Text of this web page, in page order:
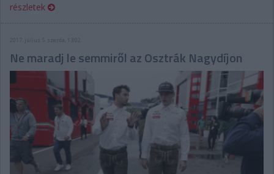
részletek
2017. július 5. szerda, 13:02
Ne maradj le semmiről az Osztrák Nagydíjon